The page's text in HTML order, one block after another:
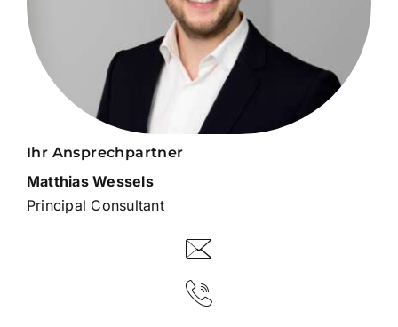
Ihr Ansprechpartner
Matthias Wessels
Principal Consultant